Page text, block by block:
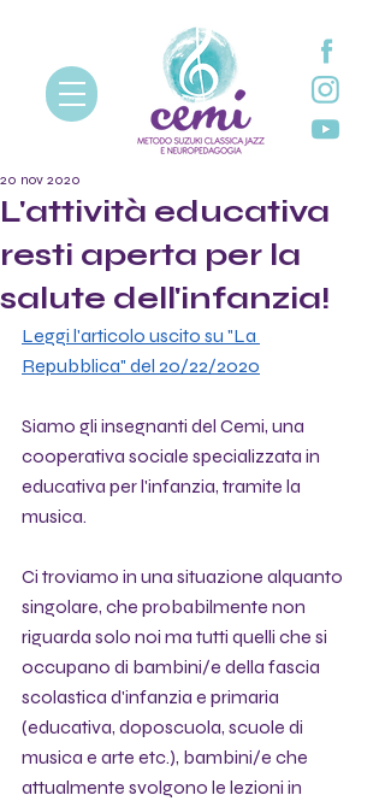
L'attività educativa
resti aperta per la
salute dell'infanzia!
20 nov 2020
Leggi l'articolo uscito su "La
Repubblica" del 20/22/2020
Siamo gli insegnanti del Cemi, una
cooperativa sociale specializzata in
educativa per l'infanzia, tramite la
musica.
Ci troviamo in una situazione alquanto
singolare, che probabilmente non
riguarda solo noi ma tutti quelli che si
occupano di bambini/e della fascia
scolastica d'infanzia e primaria
(educativa, doposcuola, scuole di
musica e arte etc.), bambini/e che
attualmente svolgono le lezioni in